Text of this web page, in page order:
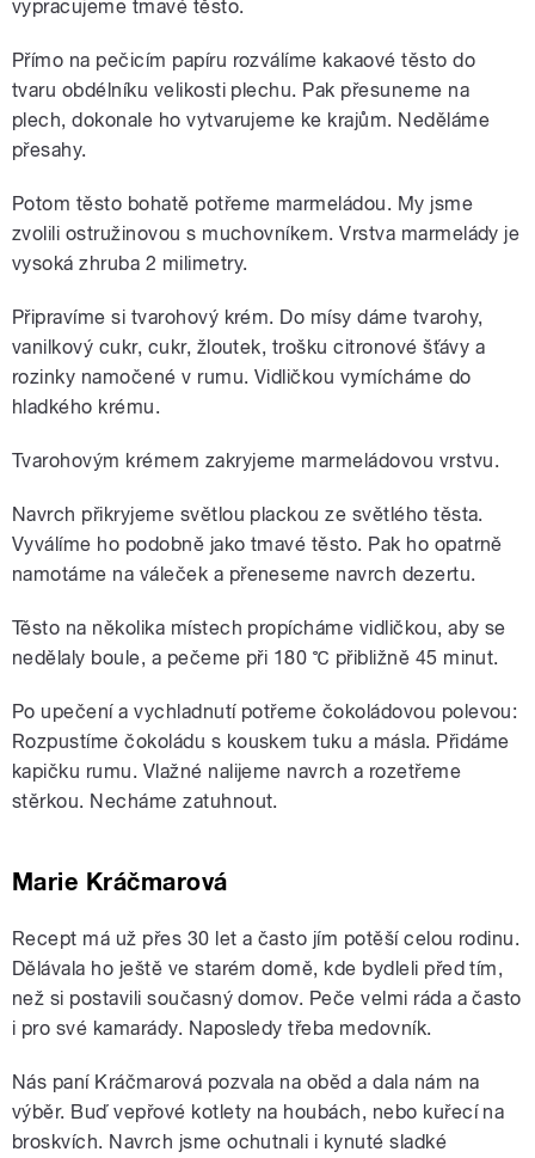
vypracujeme tmavé těsto.
Přímo na pečicím papíru rozválíme kakaové těsto do
tvaru obdélníku velikosti plechu. Pak přesuneme na
plech, dokonale ho vytvarujeme ke krajům. Neděláme
přesahy.
Potom těsto bohatě potřeme marmeládou. My jsme
zvolili ostružinovou s muchovníkem. Vrstva marmelády je
vysoká zhruba 2 milimetry.
Připravíme si tvarohový krém. Do mísy dáme tvarohy,
vanilkový cukr, cukr, žloutek, trošku citronové šťávy a
rozinky namočené v rumu. Vidličkou vymícháme do
hladkého krému.
Tvarohovým krémem zakryjeme marmeládovou vrstvu.
Navrch přikryjeme světlou plackou ze světlého těsta.
Vyválíme ho podobně jako tmavé těsto. Pak ho opatrně
namotáme na váleček a přeneseme navrch dezertu.
Těsto na několika místech propícháme vidličkou, aby se
nedělaly boule, a pečeme při 180 ℃ přibližně 45 minut.
Po upečení a vychladnutí potřeme čokoládovou polevou:
Rozpustíme čokoládu s kouskem tuku a másla. Přidáme
kapičku rumu. Vlažné nalijeme navrch a rozetřeme
stěrkou. Necháme zatuhnout.
Marie Kráčmarová
Recept má už přes 30 let a často jím potěší celou rodinu.
Dělávala ho ještě ve starém domě, kde bydleli před tím,
než si postavili současný domov. Peče velmi ráda a často
i pro své kamarády. Naposledy třeba medovník.
Nás paní Kráčmarová pozvala na oběd a dala nám na
výběr. Buď vepřové kotlety na houbách, nebo kuřecí na
broskvích. Navrch jsme ochutnali i kynuté sladké